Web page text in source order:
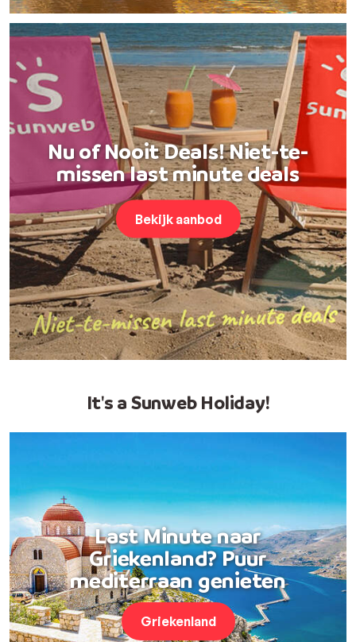
Nu of Nooit Deals! Niet-te-
missen last minute deals
Bekijk aanbod
It's a Sunweb Holiday!
Last Minute naar
Griekenland? Puur
mediterraan genieten
Griekenland